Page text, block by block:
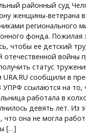
районный суд
женщины-ветерана
регионального
фонда.
чтобы ее детский
отечественной войны
статус
сообщили в
УПРФ ссылаются на то,
работала в
девять лет. Из
что она не могла
[…]